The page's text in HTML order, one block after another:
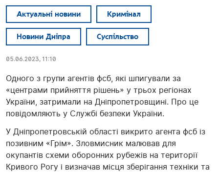
Актуальні новини Кримінал
Новини Дніпра Суспільство
05.06.2023, 11:10
Одного з групи агентів фсб, які шпигували за
«центрами прийняття рішень» у трьох регіонах
України, затримали на Дніпропетровщині. Про це
повідомляють у Службі безпеки України.
У Дніпропетровській області викрито агента фсб із
позивним «Грім». Зловмисник малював для
окупантів схеми оборонних рубежів на території
Кривого Рогу і визначав місця зберігання техніки та